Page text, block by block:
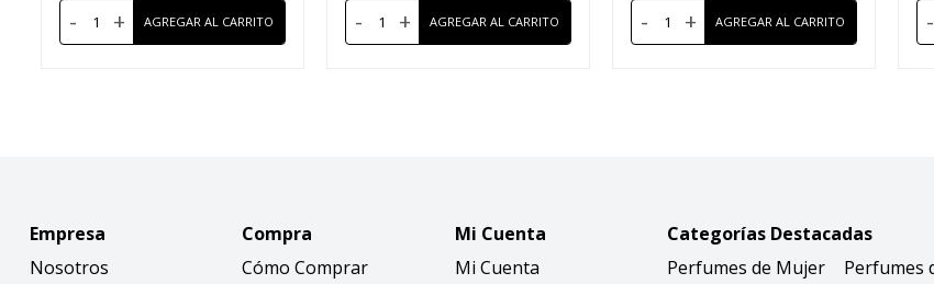
- + - + - + -
Empresa
Nosotros
Compra
Cómo Comprar
Mi Cuenta
Mi Cuenta
Categorías Destacadas
Perfumes de Mujer
Perfumes